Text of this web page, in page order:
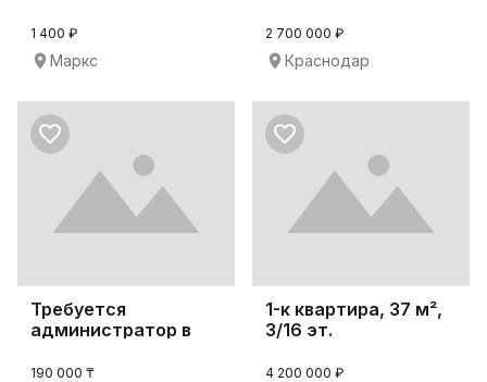
1 400 ₽
Маркс
2 700 000 ₽
Краснодар
Требуется
администратор в
190 000 ₸
1-к квартира, 37 м²,
3/16 эт.
4 200 000 ₽